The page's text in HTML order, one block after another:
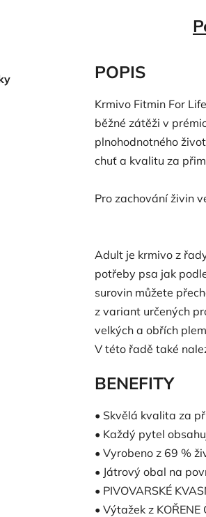
POPIS
Krmivo Fitmin For
běžné zátěži v
plnohodnotného
chuť a kvalitu za
Pro zachování živin
Adult je krmivo z
potřeby psa jak
surovin můžete
z variant určených
velkých a obřích
V této řadě také
BENEFITY
• Skvělá kvalita za
• Každý pytel
• Vyrobeno z 69 %
• Játrový obal na
• PIVOVARSKÉ
• Výtažek z